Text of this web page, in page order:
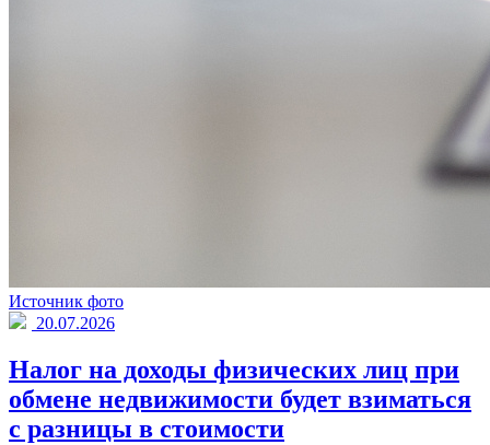
Источник фото
20.07.2026
Налог на доходы физических лиц при
обмене недвижимости будет взиматься
с разницы в стоимости